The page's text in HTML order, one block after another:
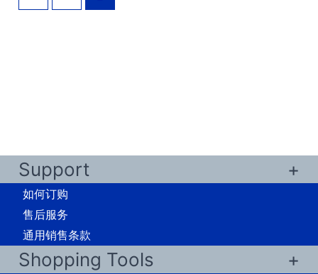
Support
如何订购
售后服务
通用销售条款
Shopping Tools